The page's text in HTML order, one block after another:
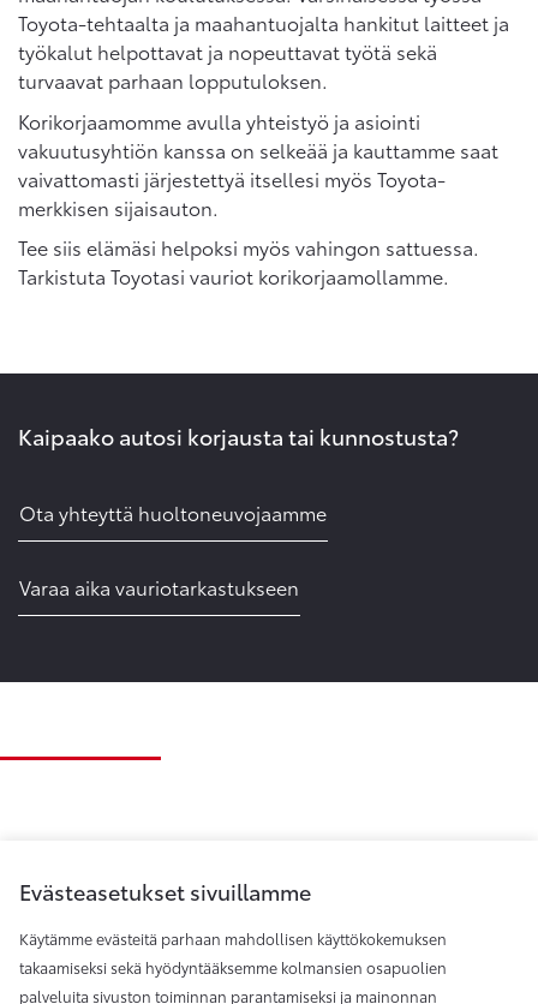
Toyota-tehtaalta ja maahantuojalta hankitut laitteet ja
työkalut helpottavat ja nopeuttavat työtä sekä
turvaavat parhaan lopputuloksen.
Korikorjaamomme avulla yhteistyö ja asiointi
vakuutusyhtiön kanssa on selkeää ja kauttamme saat
vaivattomasti järjestettyä itsellesi myös Toyota-
merkkisen sijaisauton.
Tee siis elämäsi helpoksi myös vahingon sattuessa.
Tarkistuta Toyotasi vauriot korikorjaamollamme.
Kaipaako autosi korjausta tai kunnostusta?
Ota yhteyttä huoltoneuvojaamme
Varaa aika vauriotarkastukseen
Evästeasetukset sivuillamme
Käytämme evästeitä parhaan mahdollisen käyttökokemuksen
takaamiseksi sekä hyödyntääksemme kolmansien osapuolien
palveluita sivuston toiminnan parantamiseksi ja mainonnan